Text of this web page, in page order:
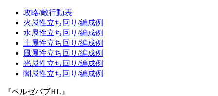
攻略/敵行動表
火属性立ち回り/編成例
水属性立ち回り/編成例
土属性立ち回り/編成例
風属性立ち回り/編成例
光属性立ち回り/編成例
闇属性立ち回り/編成例
『ベルゼバブHL』